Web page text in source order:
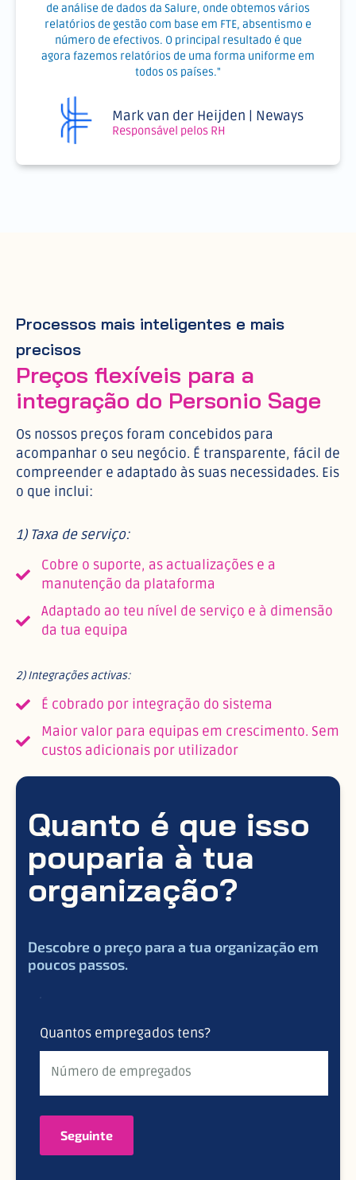
de análise de dados da Salure, onde obtemos vários
relatórios de gestão com base em FTE, absentismo e
número de efectivos. O principal resultado é que
agora fazemos relatórios de uma forma uniforme em
todos os países."
Mark van der Heijden | Neways
Responsável pelos RH
Quanto é que isso
pouparia à tua
organização?
Descobre o preço para a tua organização em
poucos passos.
Quantos empregados tens?
Seguinte
Processos mais inteligentes e mais
precisos
Preços flexíveis para a
integração do Personio Sage
Os nossos preços foram concebidos para
acompanhar o seu negócio. É transparente, fácil de
compreender e adaptado às suas necessidades. Eis
o que inclui:
1) Taxa de serviço:
Cobre o suporte, as actualizações e a
manutenção da plataforma
Adaptado ao teu nível de serviço e à dimensão
da tua equipa
2) Integrações activas:
É cobrado por integração do sistema
Maior valor para equipas em crescimento. Sem
custos adicionais por utilizador